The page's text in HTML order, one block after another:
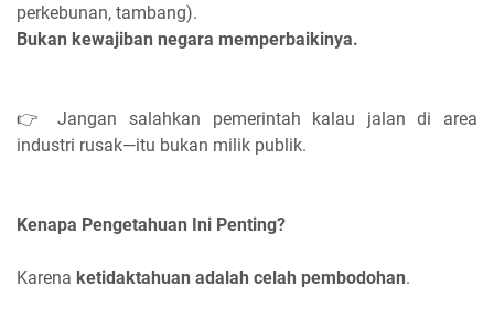
perkebunan, tambang).
Bukan kewajiban negara memperbaikinya.
👉 Jangan salahkan pemerintah kalau jalan di area
industri rusak—itu bukan milik publik.
Kenapa Pengetahuan Ini Penting?
Karena ketidaktahuan adalah celah pembodohan.